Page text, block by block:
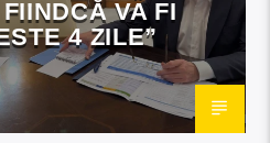
VA FI
4 ZILE”